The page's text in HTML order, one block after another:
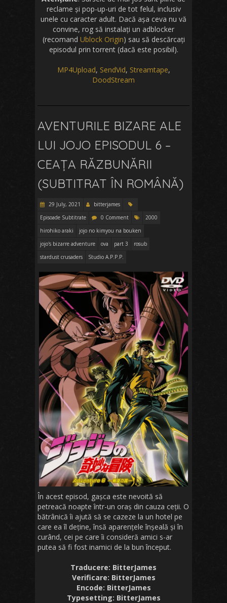
reclame și pop-up-uri de tot felul, inclusiv
unele cu caracter adult. Dacă așa ceva nu vă
convine, rog să instalați un adblocker
(recomand Ublock Origin) sau să descărcați
episodul prin torrent (dacă este posibil).
MP4Upload, SendVid, Streamtape,
DoodStream
AVENTURILE BIZARE ALE
LUI JOJO EPISODUL 6 –
CEAȚA RĂZBUNĂRII
(SUBTITRAT ÎN ROMÂNĂ)
29 July, 2021
bitterjames
Episoade Subtitrate
0 Comment
2000
hirohiko araki
jojo no kimyou na bouken
jojo's bizarre adventure
ova part 3
rosub
stardust crusaders
Studio A.P.P.P.
În acest episod, gașca este nevoită să
petreacă noapte într-un oraș din cauza ceții. O
bătrânică îi ajută să se cazeze la un hotel pe
care ea îl deține, însă aparențele înșeală și în
curând, cei pe care îi consideră amici s-ar
putea să fi fost inamici de la bun început.
Traducere: BitterJames
Verificare: BitterJames
Encode: BitterJames
Typesetting: BitterJames